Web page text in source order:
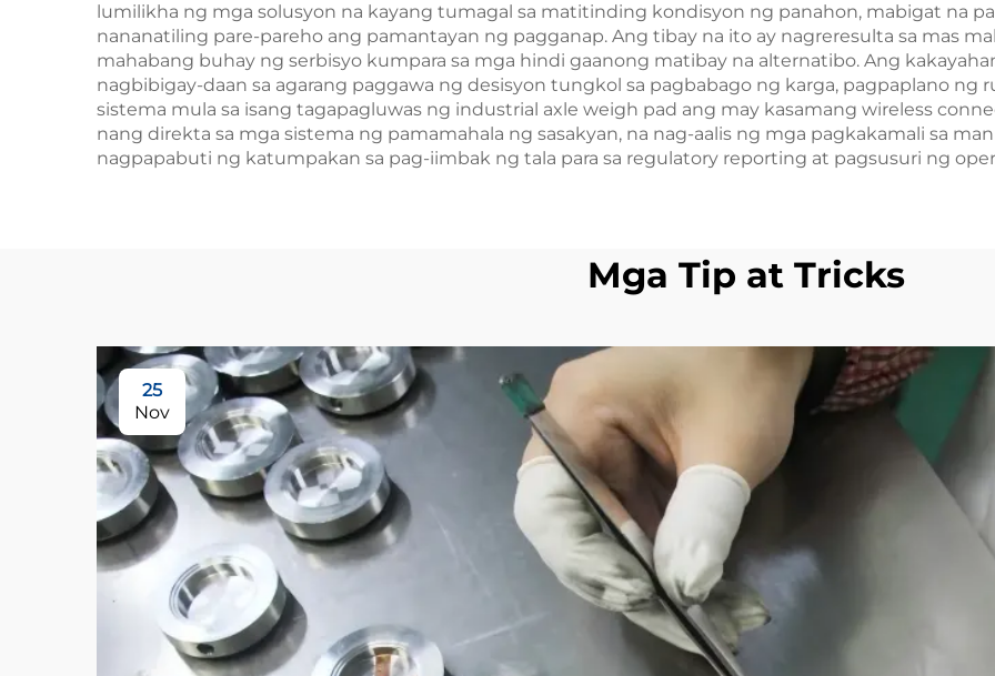
lumilikha ng mga solusyon na kayang tumagal sa matitinding kondisyon ng panahon, mabigat na
nananatiling pare-pareho ang pamantayan ng pagganap. Ang tibay na ito ay nagreresulta sa mas
mahabang buhay ng serbisyo kumpara sa mga hindi gaanong matibay na alternatibo. Ang
nagbibigay-daan sa agarang paggawa ng desisyon tungkol sa pagbabago ng karga, pagpaplano ng
sistema mula sa isang tagapagluwas ng industrial axle weigh pad ang may kasamang wireless
nang direkta sa mga sistema ng pamamahala ng sasakyan, na nag-aalis ng mga pagkakamali sa
nagpapabuti ng katumpakan sa pag-iimbak ng tala para sa regulatory reporting at pagsusuri ng
Mga Tip at Tricks
25
Nov